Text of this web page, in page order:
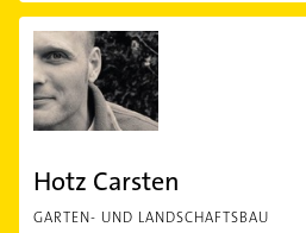
Hotz Carsten
GARTEN- UND LANDSCHAFTSBAU